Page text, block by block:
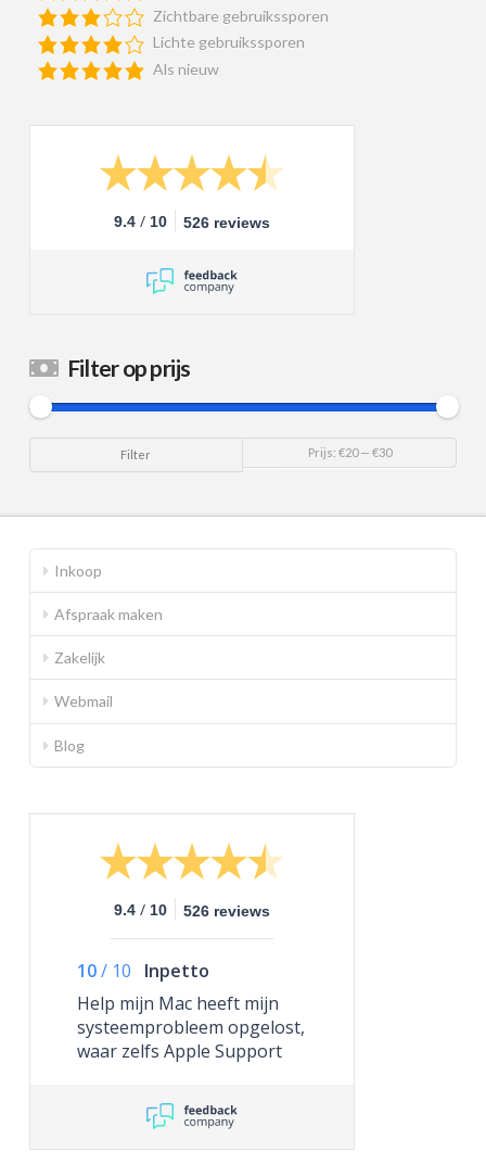
Zichtbare gebruikssporen
Lichte gebruikssporen
Als nieuw
9.4 / 10 526 reviews
Filter op prijs
prijs
prijs
Filter Prijs: €20— €30
Inkoop
Afspraak maken
Zakelijk
Webmail
Blog
9.4 / 10 526 reviews
10/ 10
Inpetto
Help mijn Mac heeft mijn
systeemprobleem opgelost,
waar zelfs Apple Support